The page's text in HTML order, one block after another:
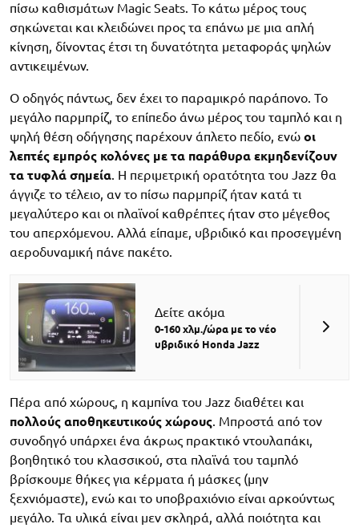
πίσω καθισμάτων Magic Seats. Το κάτω μέρος τους
σηκώνεται και κλειδώνει προς τα επάνω με μια απλή
κίνηση, δίνοντας έτσι τη δυνατότητα μεταφοράς ψηλών
αντικειμένων.
Ο οδηγός πάντως, δεν έχει το παραμικρό παράπονο. Το
μεγάλο παρμπρίζ, το επίπεδο άνω μέρος του ταμπλό και η
ψηλή θέση οδήγησης παρέχουν άπλετο πεδίο, ενώ οι
λεπτές εμπρός κολόνες με τα παράθυρα εκμηδενίζουν
τα τυφλά σημεία. Η περιμετρική ορατότητα του Jazz θα
άγγιζε το τέλειο, αν το πίσω παρμπρίζ ήταν κατά τι
μεγαλύτερο και οι πλαϊνοί καθρέπτες ήταν στο μέγεθος
του απερχόμενου. Αλλά είπαμε, υβριδικό και προσεγμένη
αεροδυναμική πάνε πακέτο.
Δείτε ακόμα
0-160 χλμ./ώρα με το νέο
υβριδικό Honda Jazz
Πέρα από χώρους, η καμπίνα του Jazz διαθέτει και
πολλούς αποθηκευτικούς χώρους. Μπροστά από τον
συνοδηγό υπάρχει ένα άκρως πρακτικό ντουλαπάκι,
βοηθητικό του κλασσικού, στα πλαϊνά του ταμπλό
βρίσκουμε θήκες για κέρματα ή μάσκες (μην
ξεχνιόμαστε), ενώ και το υποβραχιόνιο είναι αρκούντως
μεγάλο. Τα υλικά είναι μεν σκληρά, αλλά ποιότητα και